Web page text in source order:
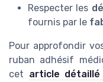
Respecter les
fournis par le
Pour approfondir
ruban adhésif
cet article